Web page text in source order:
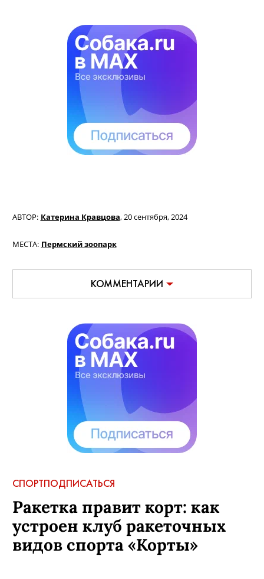
АВТОР: Катерина Кравцова,20 сентября, 2024
МЕСТА: Пермский зоопарк
КОММЕНТАРИИ
СПОРТПОДПИСАТЬСЯ
Ракетка правит корт: как
устроен клуб ракеточных
видов спорта «Корты»